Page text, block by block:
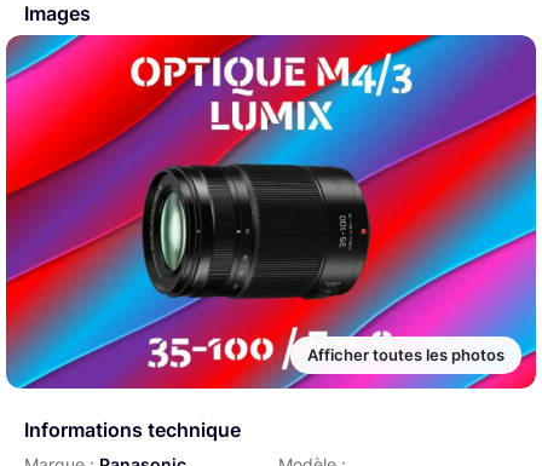
Images
Afficher toutes les photos
Informations technique